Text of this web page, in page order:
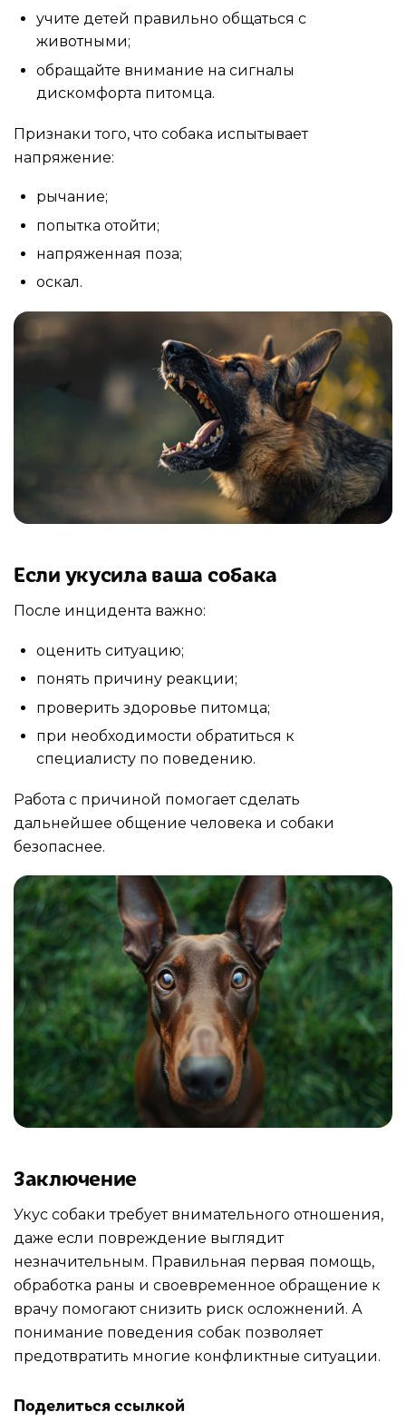
учите детей правильно общаться с
животными;
обращайте внимание на сигналы
дискомфорта питомца.
Признаки того, что собака испытывает
напряжение:
рычание;
попытка отойти;
напряженная поза;
оскал.
Если укусила ваша собака
После инцидента важно:
оценить ситуацию;
понять причину реакции;
проверить здоровье питомца;
при необходимости обратиться к
специалисту по поведению.
Работа с причиной помогает сделать
дальнейшее общение человека и собаки
безопаснее.
Заключение
Укус собаки требует внимательного отношения,
даже если повреждение выглядит
незначительным. Правильная первая помощь,
обработка раны и своевременное обращение к
врачу помогают снизить риск осложнений. А
понимание поведения собак позволяет
предотвратить многие конфликтные ситуации.
Поделиться ссылкой